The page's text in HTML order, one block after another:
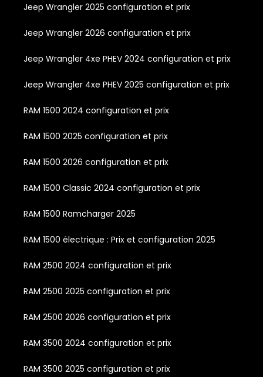
Jeep Wrangler 2025 configuration et prix
Jeep Wrangler 2026 configuration et prix
Jeep Wrangler 4xe PHEV 2024 configuration et prix
Jeep Wrangler 4xe PHEV 2025 configuration et prix
RAM 1500 2024 configuration et prix
RAM 1500 2025 configuration et prix
RAM 1500 2026 configuration et prix
RAM 1500 Classic 2024 configuration et prix
RAM 1500 Ramcharger 2025
RAM 1500 électrique : Prix et configuration 2025
RAM 2500 2024 configuration et prix
RAM 2500 2025 configuration et prix
RAM 2500 2026 configuration et prix
RAM 3500 2024 configuration et prix
RAM 3500 2025 configuration et prix